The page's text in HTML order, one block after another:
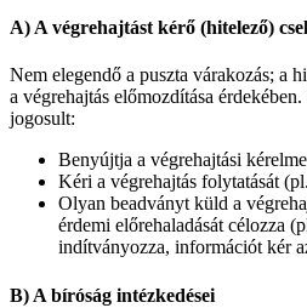
A) A végrehajtást kérő (hitelező)
Nem elegendő a puszta várakozás; a
a végrehajtás előmozdítása
jogosult:
Benyújtja a végrehajtási
Kéri a végrehajtás folytatását
Olyan beadványt küld a
érdemi előrehaladását célozza
indítványozza, információt kér
B) A bíróság intézkedései